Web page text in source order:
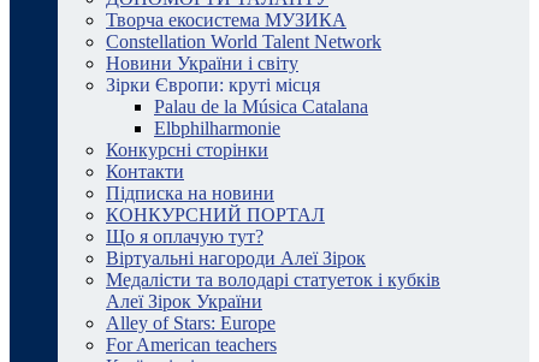
Творча екосистема МУЗИКА
Constellation World Talent Network
Новини України і світу
Зірки Європи: круті місця
Palau de la Música Catalana
Elbphilharmonie
Конкурсні сторінки
Контакти
Підписка на новини
КОНКУРСНИЙ ПОРТАЛ
Що я оплачую тут?
Віртуальні нагороди Алеї Зірок
Медалісти та володарі статуеток і кубків
Алеї Зірок України
Alley of Stars: Europe
For American teachers